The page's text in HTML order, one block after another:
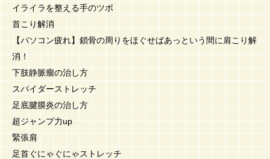
イライラを整える手のツボ
首こり解消
【パソコン疲れ】鎖骨の周りをほぐせばあっという間に肩こり解
消！
下肢静脈瘤の治し方
スパイダーストレッチ
足底腱膜炎の治し方
超ジャンプ力up
緊張肩
足首ぐにゃぐにゃストレッチ